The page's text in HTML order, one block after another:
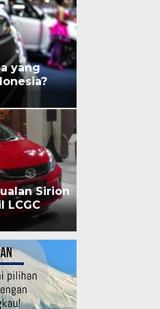
yang
Sirion
LCGC